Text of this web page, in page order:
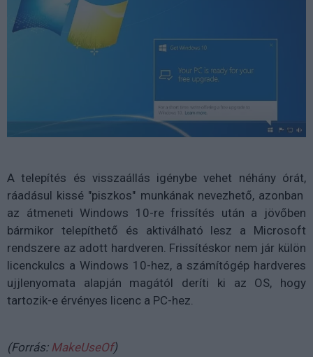
A telepítés és visszaállás igénybe vehet néhány órát,
ráadásul kissé "piszkos" munkának nevezhető, azonban
az átmeneti Windows 10-re frissítés után a jövőben
bármikor telepíthető és aktiválható lesz a Microsoft
rendszere az adott hardveren. Frissítéskor nem jár külön
licenckulcs a Windows 10-hez, a számítógép hardveres
ujjlenyomata alapján magától deríti ki az OS, hogy
tartozik-e érvényes licenc a PC-hez.
(Forrás: MakeUseOf)